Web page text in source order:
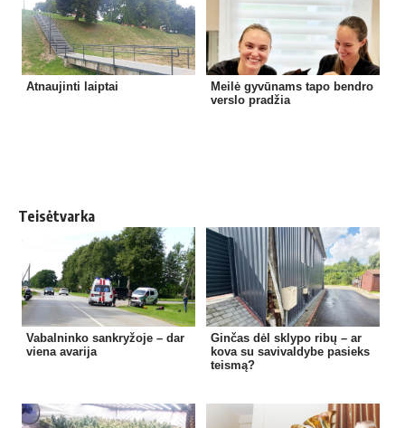
Atnaujinti laiptai
Meilė gyvūnams tapo bendro
verslo pradžia
Teisėtvarka
Vabalninko sankryžoje – dar
viena avarija
Ginčas dėl sklypo ribų – ar
kova su savivaldybe pasieks
teismą?